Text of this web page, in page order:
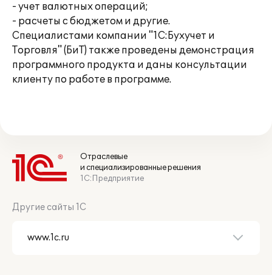
- учет валютных операций;
- расчеты с бюджетом и другие.
Специалистами компании "1С:Бухучет и
Торговля" (БиТ) также проведены демонстрация
программного продукта и даны консультации
клиенту по работе в программе.
Отраслевые
и специализированные решения
1С:Предприятие
Другие сайты 1С